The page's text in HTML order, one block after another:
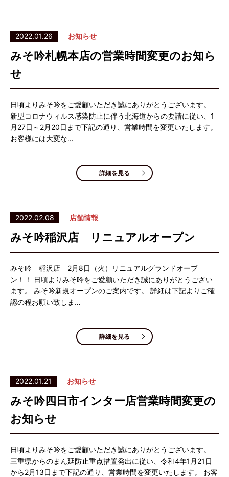
2022.01.26 お知らせ
みそ吟札幌本店の営業時間変更のお知ら
せ
日頃よりみそ吟をご愛顧いただき誠にありがとうございます。
新型コロナウィルス感染防止に伴う北海道からの要請に従い、1
月27日～2月20日まで下記の通り、営業時間を変更いたします。
お客様には大変な…
詳細を見る
2022.02.08 店舗情報
みそ吟稲沢店 リニュアルオープン
みそ吟 稲沢店 2月8日（火）リニュアルグランドオープ
ン！！ 日頃よりみそ吟をご愛顧いただき誠にありがとうござい
ます。 みそ吟新規オープンのご案内です。 詳細は下記よりご確
認の程お願い致しま…
詳細を見る
2022.01.21 お知らせ
みそ吟四日市インター店営業時間変更の
お知らせ
日頃よりみそ吟をご愛顧いただき誠にありがとうございます。
三重県からのまん延防止重点措置発出に従い、令和4年1月21日
から2月13日まで下記の通り、営業時間を変更いたします。 お客